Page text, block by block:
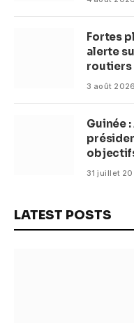
Fortes
alerte
routiers
3 août 2026
Guinée
(CM)
31 juillet
LATEST POSTS